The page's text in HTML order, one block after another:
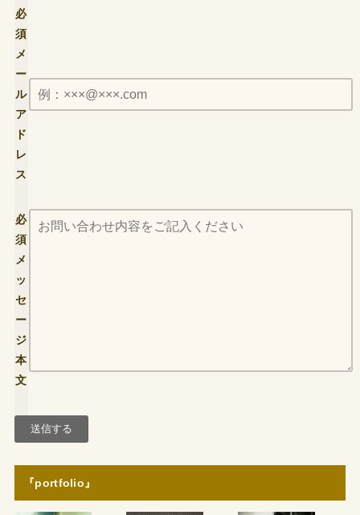
必
須
メ
ー
ル
ア
ド
レ
ス
必
須
メ
ッ
セ
ー
ジ
本
文
『portfolio』